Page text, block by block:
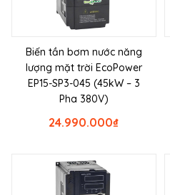
Biến tần bơm nước năng
lượng mặt trời EcoPower
EP15-SP3-045 (45kW – 3
Pha 380V)
₫
24.990.000